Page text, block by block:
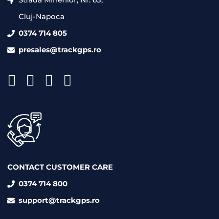
Cluj-Napoca
0374 714 805
presales@trackgps.ro
CONTACT CUSTOMER CARE
0374 714 800
support@trackgps.ro